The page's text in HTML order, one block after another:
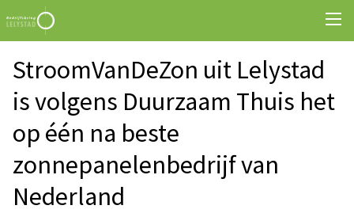
StroomVanDeZon uit Lelystad
is volgens Duurzaam Thuis het
op één na beste
zonnepanelenbedrijf van
Nederland